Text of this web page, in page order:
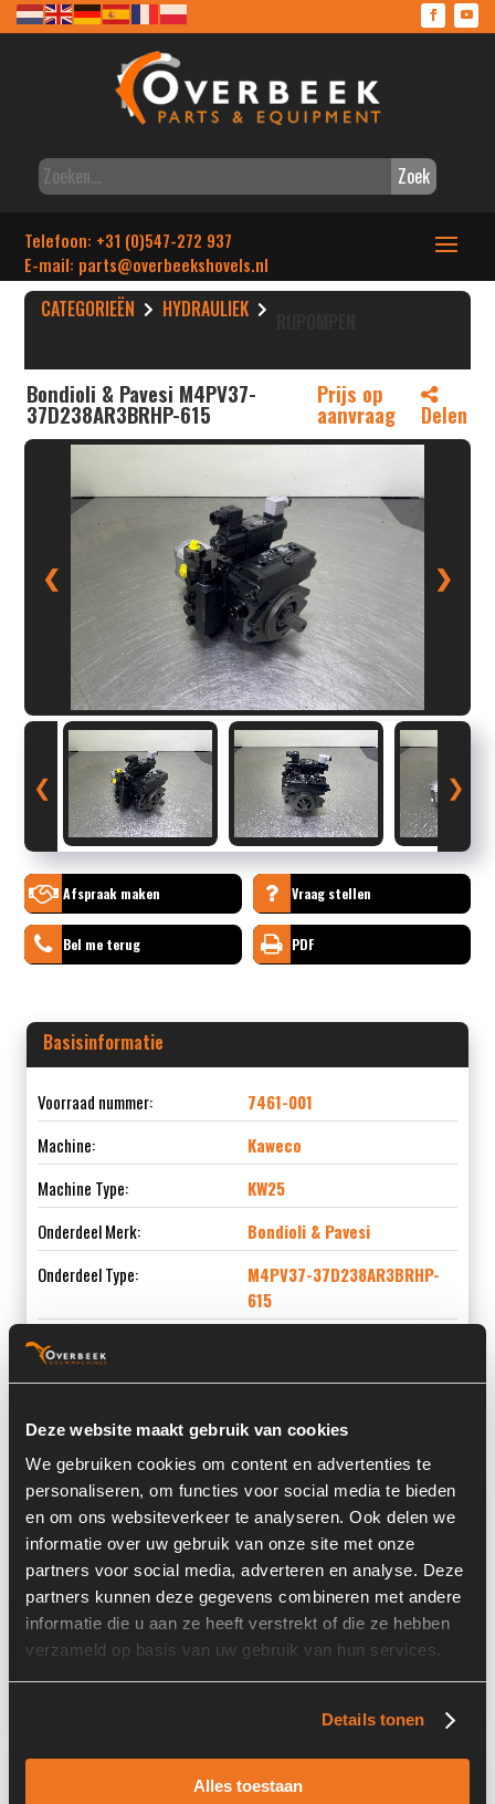
Deze website maakt gebruik van cookies
We gebruiken cookies om content en advertenties te
personaliseren, om functies voor social media te bieden
en om ons websiteverkeer te analyseren. Ook delen we
informatie over uw gebruik van onze site met onze
partners voor social media, adverteren en analyse. Deze
partners kunnen deze gegevens combineren met andere
informatie die u aan ze heeft verstrekt of die ze hebben
verzameld op basis van uw gebruik van hun services.
Details tonen
Alles toestaan
Zoek
Telefoon: +31 (0)547-272 937
E-mail: parts@overbeekshovels.nl
CATEGORIEËN HYDRAULIEK
Bondioli & Pavesi M4PV37-
37D238AR3BRHP-615
Prijs op
aanvraag Delen
❮ ❯
❮ ❯
Afspraak maken Vraag stellen
Bel me terug PDF
Basisinformatie
Voorraad nummer:
7461-001
Machine:
Kaweco
Machine Type:
KW25
Onderdeel Merk:
Bondioli & Pavesi
Onderdeel Type:
M4PV37-37D238AR3BRHP-
615
Onderdeel nummer:
Informatie
Locatie:
Serienummer:
0029A
Past op de volgende machines:
Kaweco KW 25
Land:
Nederland
Overige informatie